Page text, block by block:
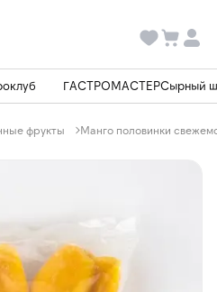
ГАСТРОМАСТЕРСырный
фрукты Манго половинки